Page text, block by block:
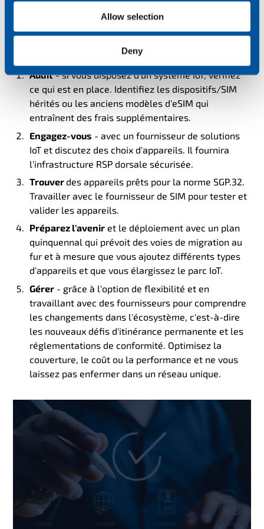
Allow selection
Deny
départ et tout au long de votre solution.
Dans cette optique, voici cinq conseils à suivre lorsque
vous êtes prêt à vous lancer dans l'aventure de l'eSIM :
Audit- si vous disposez d'un système IoT, vérifiez
ce qui est en place. Identifiez les dispositifs/SIM
hérités ou les anciens modèles d'eSIM qui
entraînent des frais supplémentaires.
Engagez-vous - avec un fournisseur de solutions
IoT et discutez des choix d'appareils. Il fournira
l'infrastructure RSP dorsale sécurisée.
Trouver des appareils prêts pour la norme SGP.32.
Travailler avec le fournisseur de SIM pour tester et
valider les appareils.
Préparez l'aveniret le déploiement avec un plan
quinquennal qui prévoit des voies de migration au
fur et à mesure que vous ajoutez différents types
d'appareils et que vous élargissez le parc IoT.
Gérer- grâce à l'option de flexibilité et en
travaillant avec des fournisseurs pour comprendre
les changements dans l'écosystème, c'est-à-dire
les nouveaux défis d'itinérance permanente et les
réglementations de conformité. Optimisez la
couverture, le coût ou la performance et ne vous
laissez pas enfermer dans un réseau unique.